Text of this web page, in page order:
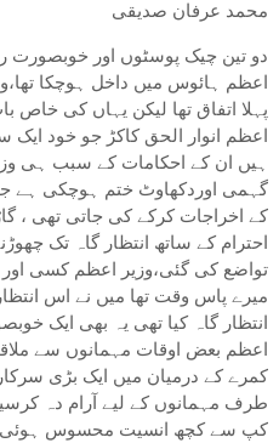
محمد عرفان صدیقی
دو تین چیک پوسٹوں اور خوبصورت
اعظم ہائوس میں داخل ہوچکا
پہلا اتفاق تھا لیکن یہاں کی خاص
اعظم انوار الحق کاکڑ جو خود
ہیں ان کے احکامات کے سبب ہی
گہمی اوردکھاوٹ ختم ہوچکی ہے
کے اخراجات کرکے کی جاتی تھی ،
احترام کے ساتھ انتظار گاہ تک
تواضع کی گئی،وزیر اعظم کسی
میرے پاس وقت تھا میں نے اس
انتظار گاہ کیا تھی یہ بھی ایک
اعظم بعض اوقات مہمانوں سے
کمرے کے درمیان میں ایک بڑی
طرف مہمانوں کے لیے آرام دہ
کپ سے کچھ انسیت محسوس ہوئی یا